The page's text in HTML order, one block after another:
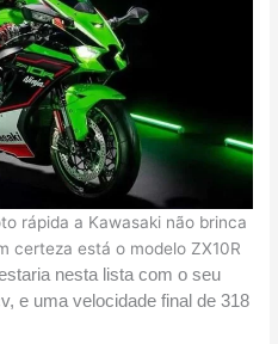
rápida a Kawasaki não brinca
certeza está o modelo ZX10R
nesta lista com o seu
e uma velocidade final de 318